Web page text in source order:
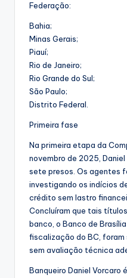
Federação:
Bahia;
Minas Gerais;
Piauí;
Rio de Janeiro;
Rio Grande do Sul;
São Paulo;
Distrito Federal.
Primeira fase
Na primeira etapa da
novembro de 2025,
sete presos. Os agentes
investigando os indícios
crédito sem lastro
Concluíram que tais
banco, o Banco de
fiscalização do BC,
sem avaliação técnica
Banqueiro Daniel Vorcaro